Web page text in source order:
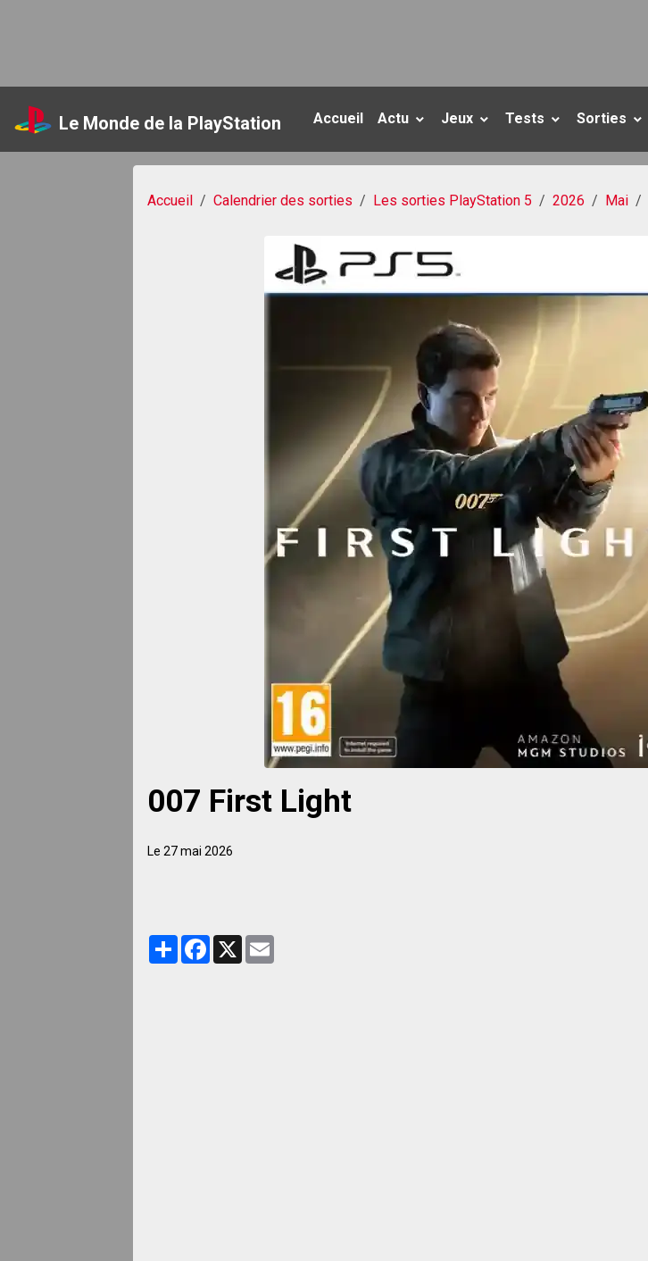
Le Monde de la PlayStation Accueil Actu Jeux Tests Sorties
Accueil Calendrier des sorties Les sorties PlayStation 5 2026 Mai
007 First Light
Le 27 mai 2026
PartagerFacebook
X